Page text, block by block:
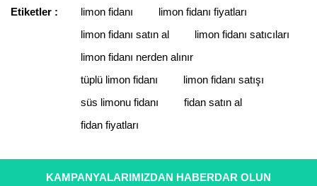
Etiketler : limon fidanı
limon fidanı fiyatları
limon fidanı satın al
limon fidanı satıcıları
limon fidanı nerden alınır
tüplü limon fidanı
limon fidanı satışı
süs limonu fidanı
fidan satın al
fidan fiyatları
KAMPANYALARIMIZDAN HABERDAR OLUN